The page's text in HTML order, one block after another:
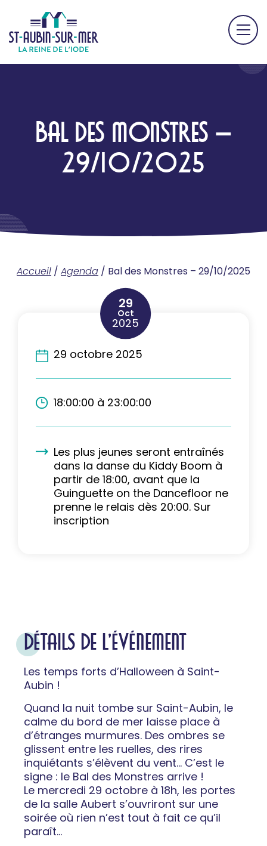
BAL DES MONSTRES –
29/10/2025
Accueil / Agenda / Bal des Monstres – 29/10/2025
29
Oct
2025
29 octobre 2025
18:00:00 à 23:00:00
Les plus jeunes seront entraînés
dans la danse du Kiddy Boom à
partir de 18:00, avant que la
Guinguette on the Dancefloor ne
prenne le relais dès 20:00. Sur
inscription
DÉTAILS DE L'ÉVÉNEMENT
Les temps forts d’Halloween à Saint-
Aubin !
Quand la nuit tombe sur Saint-Aubin, le
calme du bord de mer laisse place à
d’étranges murmures. Des ombres se
glissent entre les ruelles, des rires
inquiétants s’élèvent du vent… C’est le
signe : le Bal des Monstres arrive !
Le mercredi 29 octobre à 18h, les portes
de la salle Aubert s’ouvriront sur une
soirée où rien n’est tout à fait ce qu’il
paraît…